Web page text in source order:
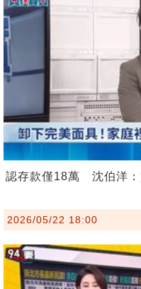
認存款僅18萬 沈伯洋：
2026/05/22 18:00